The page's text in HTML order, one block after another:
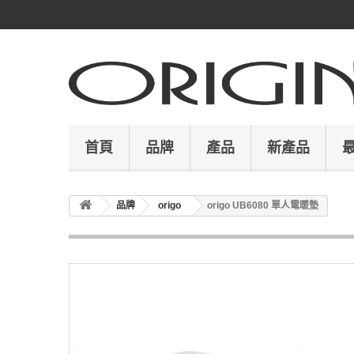
首頁 品牌 產品 新產品
品牌 origo origo UB6080 單人電暖墊